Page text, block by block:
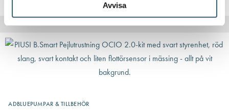
Avvisa
ADBLUEPUMPAR & TILLBEHÖR